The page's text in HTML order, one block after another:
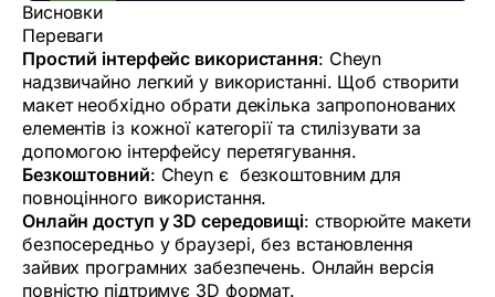
Висновки
Переваги
Простий інтерфейс використання: Cheyn
надзвичайно легкий у використанні. Щоб створити
макет необхідно обрати декілька запропонованих
елементів із кожної категорії та стилізувати за
допомогою інтерфейсу перетягування.
Безкоштовний: Cheyn є безкоштовним для
повноцінного використання.
Онлайн доступ у 3D середовищі: створюйте макети
безпосередньо у браузері, без встановлення
зайвих програмних забезпечень. Онлайн версія
повністю підтримує 3D формат.